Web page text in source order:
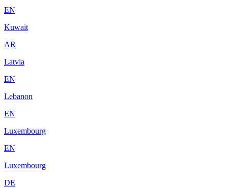
EN
Kuwait
AR
Latvia
EN
Lebanon
EN
Luxembourg
EN
Luxembourg
DE